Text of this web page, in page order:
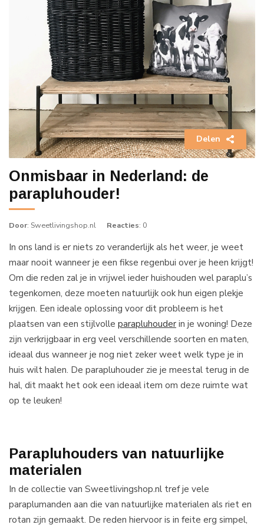
Delen
Onmisbaar in Nederland: de
parapluhouder!
Door: Sweetlivingshop.nl Reacties: 0
In ons land is er niets zo veranderlijk als het weer, je weet
maar nooit wanneer je een fikse regenbui over je heen krijgt!
Om die reden zal je in vrijwel ieder huishouden wel paraplu’s
tegenkomen, deze moeten natuurlijk ook hun eigen plekje
krijgen. Een ideale oplossing voor dit probleem is het
plaatsen van een stijlvolle parapluhouderin je woning! Deze
zijn verkrijgbaar in erg veel verschillende soorten en maten,
ideaal dus wanneer je nog niet zeker weet welk type je in
huis wilt halen. De parapluhouder zie je meestal terug in de
hal, dit maakt het ook een ideaal item om deze ruimte wat
op te leuken!
Parapluhouders van natuurlijke
materialen
In de collectie van Sweetlivingshop.nl tref je vele
paraplumanden aan die van natuurlijke materialen als riet en
rotan zijn gemaakt. De reden hiervoor is in feite erg simpel,